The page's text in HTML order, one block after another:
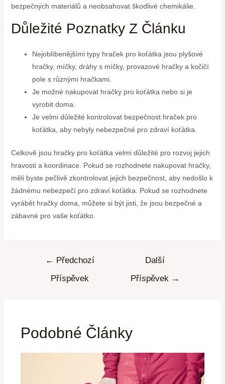
bezpečných materiálů a neobsahovat škodlivé chemikálie.
Důležité Poznatky Z Článku
Nejoblíbenějšími typy hraček pro koťátka jsou plyšové
hračky, míčky, dráhy s míčky, provazové hračky a kočičí
pole s různými hračkami.
Je možné nakupovat hračky pro koťátka nebo si je
vyrobit doma.
Je velmi důležité kontrolovat bezpečnost hraček pro
koťátka, aby nebyly nebezpečné pro zdraví koťátka.
Celkově jsou hračky pro koťátka velmi důležité pro rozvoj jejich
hravosti a koordinace. Pokud se rozhodnete nakupovat hračky,
měli byste pečlivě zkontrolovat jejich bezpečnost, aby nedošlo k
žádnému nebezpečí pro zdraví koťátka. Pokud se rozhodnete
vyrábět hračky doma, můžete si být jisti, že jsou bezpečné a
zábavné pro vaše koťátko.
← Předchozí
Příspěvek
Další
Příspěvek →
Podobné Články